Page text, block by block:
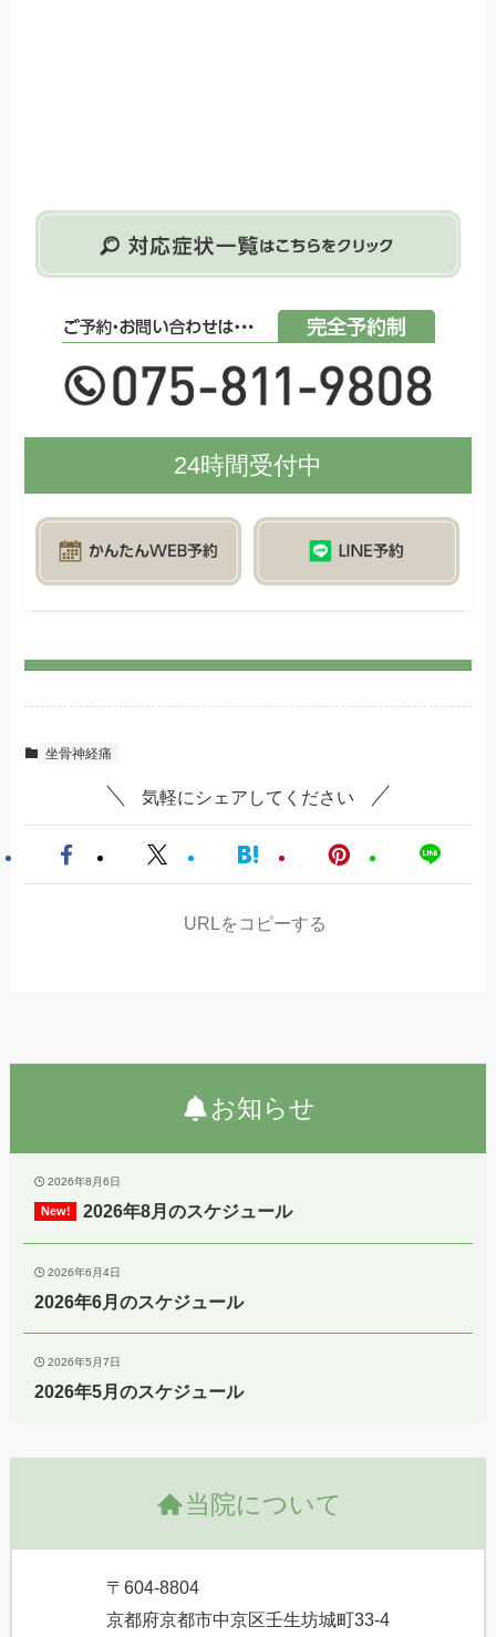
24時間受付中
坐骨神経痛
気軽にシェアしてください
URLをコピーする
お知らせ
2026年8月6日
2026年8月のスケジュール
2026年6月4日
2026年6月のスケジュール
2026年5月7日
2026年5月のスケジュール
当院について
〒604-8804
京都府京都市中京区壬生坊城町33-4